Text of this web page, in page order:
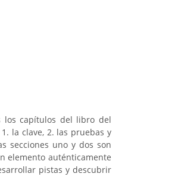
los capítulos del libro del
la clave, 2. las pruebas y
secciones uno y dos son
elemento auténticamente
pistas y descubrir